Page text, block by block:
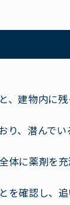
、建物内に
り、潜んで
体に薬剤を
確認し、